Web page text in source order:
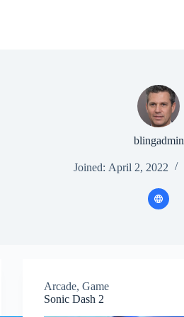
blingadmin
Joined: April 2, 2022
Arcade,Game
Sonic Dash 2